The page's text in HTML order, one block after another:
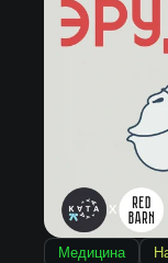
Медицина